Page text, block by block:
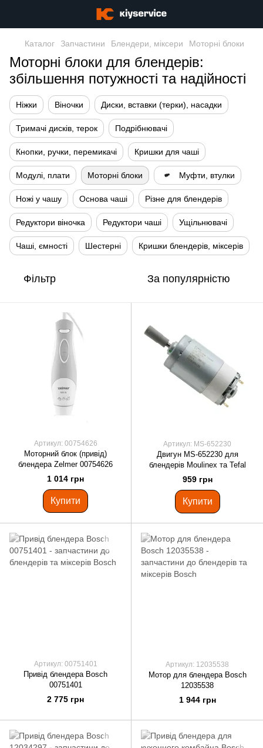
Каталог Запчастини Блендери, міксери Моторні блоки
Моторні блоки для блендерів:
збільшення потужності та надійності
Ніжки Віночки Диски, вставки (терки), насадки
Тримачі дисків, терок Подрібнювачі
Кнопки, ручки, перемикачі Кришки для чаші
Модулі, плати Моторні блоки Муфти, втулки
Ножі у чашу Основа чаші Різне для блендерів
Редуктори віночка Редуктори чаші Ущільнювачі
Чаші, ємності Шестерні Кришки блендерів, міксерів
Фільтр За популярністю
Артикул: 00754626
Моторний блок (привід)
блендера Zelmer 00754626
1 014 грн
Купити
Артикул: MS-652230
Двигун MS-652230 для
блендерів Moulinex та Tefal
959 грн
Купити
Артикул: 00751401
Привід блендера Bosch
00751401
2 775 грн
Артикул: 12035538
Мотор для блендера Bosch
12035538
1 944 грн